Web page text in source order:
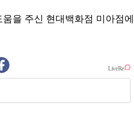
을 주신 현대백화점 미아점에